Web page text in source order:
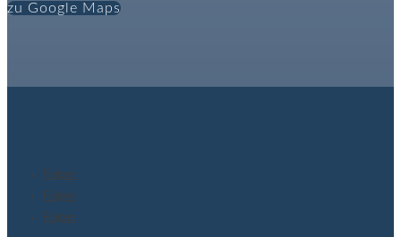
zu Google Maps
Folgen
Folgen
Folgen